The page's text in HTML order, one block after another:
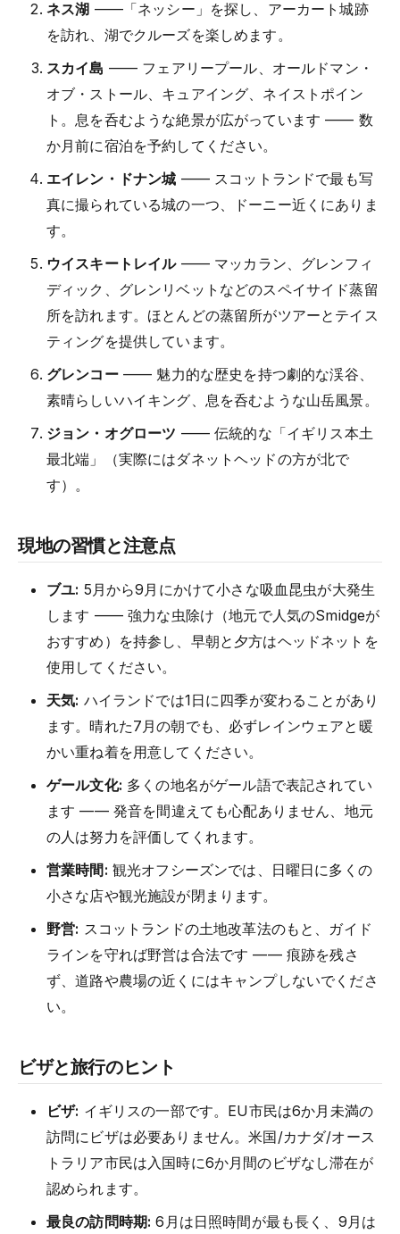
ネス湖 ——「ネッシー」を探し、アーカート城跡
を訪れ、湖でクルーズを楽しめます。
スカイ島 —— フェアリープール、オールドマン・
オブ・ストール、キュアイング、ネイストポイン
ト。息を呑むような絶景が広がっています —— 数
か月前に宿泊を予約してください。
エイレン・ドナン城 —— スコットランドで最も写
真に撮られている城の一つ、ドーニー近くにありま
す。
ウイスキートレイル—— マッカラン、グレンフィ
ディック、グレンリベットなどのスペイサイド蒸留
所を訪れます。ほとんどの蒸留所がツアーとテイス
ティングを提供しています。
グレンコー—— 魅力的な歴史を持つ劇的な渓谷、
素晴らしいハイキング、息を呑むような山岳風景。
ジョン・オグローツ —— 伝統的な「イギリス本土
最北端」（実際にはダネットヘッドの方が北で
す）。
現地の習慣と注意点
ブユ: 5月から9月にかけて小さな吸血昆虫が大発生
します —— 強力な虫除け（地元で人気のSmidgeが
おすすめ）を持参し、早朝と夕方はヘッドネットを
使用してください。
天気: ハイランドでは1日に四季が変わることがあり
ます。晴れた7月の朝でも、必ずレインウェアと暖
かい重ね着を用意してください。
ゲール文化: 多くの地名がゲール語で表記されてい
ます —— 発音を間違えても心配ありません、地元
の人は努力を評価してくれます。
営業時間: 観光オフシーズンでは、日曜日に多くの
小さな店や観光施設が閉まります。
野営: スコットランドの土地改革法のもと、ガイド
ラインを守れば野営は合法です —— 痕跡を残さ
ず、道路や農場の近くにはキャンプしないでくださ
い。
ビザと旅行のヒント
ビザ: イギリスの一部です。EU市民は6か月未満の
訪問にビザは必要ありません。米国/カナダ/オース
トラリア市民は入国時に6か月間のビザなし滞在が
認められます。
最良の訪問時期: 6月は日照時間が最も長く、9月は